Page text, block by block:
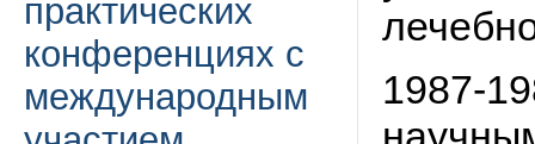
практических
конференциях с
международным
1987-